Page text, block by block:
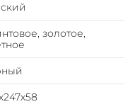
с тиснением
фольгой.
золотое,